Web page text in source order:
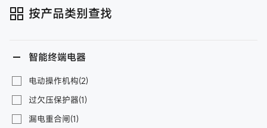
按产品类别查找
智能终端电器
电动操作机构(2)
过欠压保护器(1)
漏电重合闸(1)